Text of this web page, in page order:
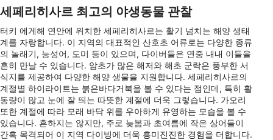
세페리히사르 최고의 야생동물 관찰
터키 에게해 연안에 위치한 세페리히사르는 활기 넘치는 해양 생태
계를 자랑합니다. 이 지역의 대표적인 산호초 어류로는 다양한 종류
의 놀래기, 능성어, 도미 등이 있으며, 다이버들은 연중 내내 이들을
흔히 만날 수 있습니다. 암초가 많은 해저와 해초 군락은 풍부한 서
식지를 제공하여 다양한 해양 생물을 지원합니다. 세페리히사르의
계절별 하이라이트는 붉은바다거북을 볼 수 있다는 점인데, 특히 활
동량이 많고 눈에 잘 띄는 따뜻한 계절에 더욱 그렇습니다. 가오리
또한 계절에 따라 모래 바닥 위를 우아하게 유영하는 모습을 볼 수
있습니다. 흔하지는 않지만, 주로 늦봄과 초여름에 작은 상어들이
간혹 목격되어 이 지역 다이빙에 더욱 흥미진진한 경험을 더합니다.
비IAB 처리 목적:
필요한
공연
기능의
광고하는